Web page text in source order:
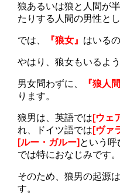
狼あるいは狼と人間が
たりする人間の男性と
では、 『狼女』 はいる
やはり、狼女もいるよう
男女問わずに、 『狼人
ります。
狼男は、英語では [ウェ
れ、ドイツ語では [ヴァ
[ルー・ガルー] という
では特におなじみです。
そのため、狼男の起源
す。